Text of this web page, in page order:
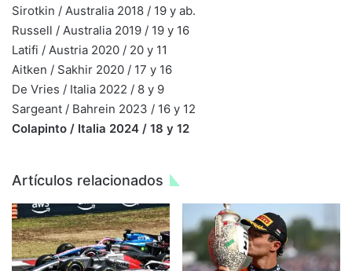
Sirotkin / Australia 2018 / 19 y ab.
Russell / Australia 2019 / 19 y 16
Latifi / Austria 2020 / 20 y 11
Aitken / Sakhir 2020 / 17 y 16
De Vries / Italia 2022 / 8 y 9
Sargeant / Bahrein 2023 / 16 y 12
Colapinto / Italia 2024 / 18 y 12
Artículos relacionados